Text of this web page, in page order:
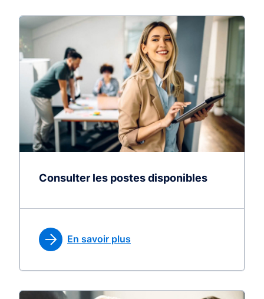
Consulter les postes disponibles
En savoir plus